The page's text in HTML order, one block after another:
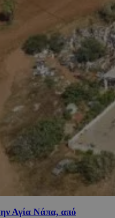
Αγία Νάπα, από